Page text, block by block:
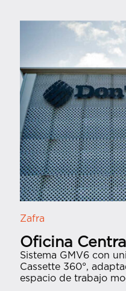
Zafra
Oficina
Sistema GMV6 con
Cassette 360°,
espacio de trabajo